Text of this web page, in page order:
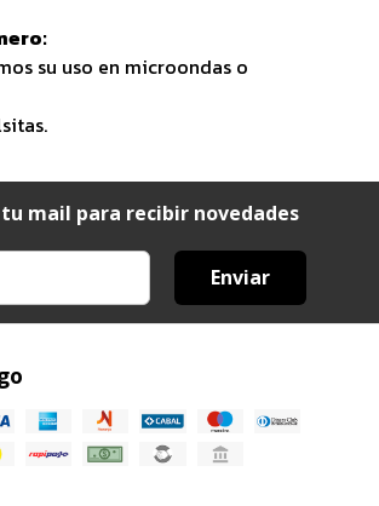
su uso en microondas o
mail para recibir novedades
Enviar